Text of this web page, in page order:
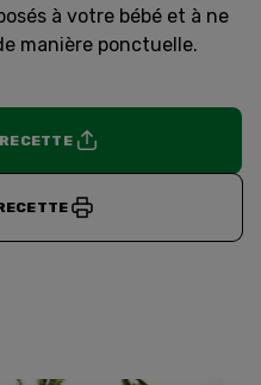
à votre bébé et à ne
manière ponctuelle.